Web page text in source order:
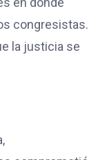
congresistas.
la justicia se